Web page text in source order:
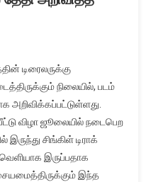
டிரைலருக்கு
நிலையில், படம்
அறிவிக்கப்பட்டுள்ளது.
விழா ஜூலையில் நடைபெற
இருந்து சிங்கிள் டிராக்
இருப்பதாக
இந்த